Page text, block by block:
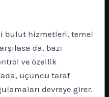
bulut hizmetleri, temel
da, bazı
ve özellik
üçüncü taraf
devreye girer.